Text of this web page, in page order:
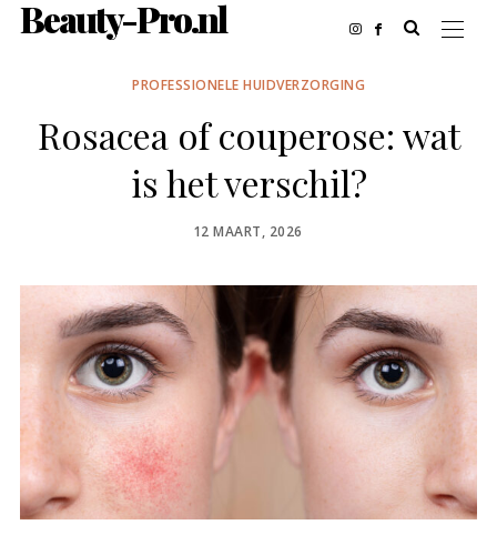
Beauty-Pro.nl
PROFESSIONELE HUIDVERZORGING
Rosacea of couperose: wat
is het verschil?
POSTED
12 MAART, 2026